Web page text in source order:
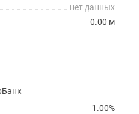
нет данных
0.00 м
1.00%